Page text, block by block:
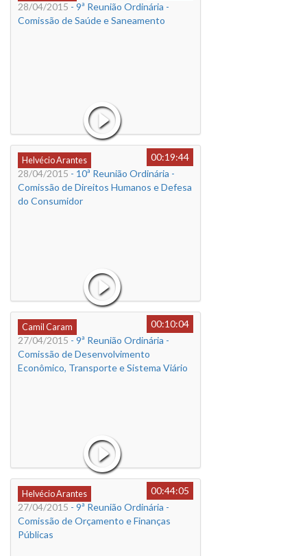
28/04/2015 - 9ª Reunião Ordinária -
Comissão de Saúde e Saneamento
Helvécio Arantes
00:19:44
28/04/2015 - 10ª Reunião Ordinária -
Comissão de Direitos Humanos e Defesa
do Consumidor
Camil Caram
00:10:04
27/04/2015 - 9ª Reunião Ordinária -
Comissão de Desenvolvimento
Econômico, Transporte e Sistema Viário
Helvécio Arantes
00:44:05
27/04/2015 - 9ª Reunião Ordinária -
Comissão de Orçamento e Finanças
Públicas